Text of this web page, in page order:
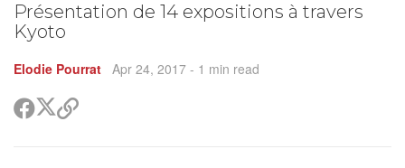
Présentation de 14 expositions à travers
Kyoto
Elodie Pourrat Apr 24, 2017 - 1 min read
PartagerPartager
sur
Copier